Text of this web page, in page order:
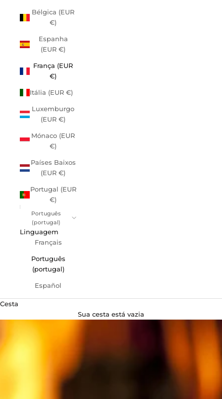
Bélgica (EUR
€)
Espanha
(EUR €)
França (EUR
€)
Itália (EUR €)
Luxemburgo
(EUR €)
Mónaco (EUR
€)
Países Baixos
(EUR €)
Portugal (EUR
€)
Português
(portugal)
Linguagem
Français
Português
(portugal)
Español
Cesta
Sua cesta está vazia